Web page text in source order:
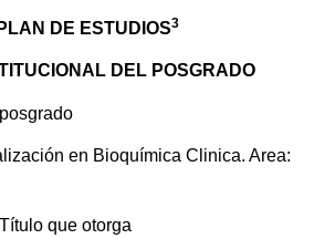
PLAN DE ESTUDIOS3
DEL POSGRADO
en Bioquímica Clinica. Area:
que otorga